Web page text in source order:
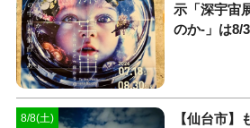
示「深宇宙
のか-」は8/
8/8(土)
【仙台市】